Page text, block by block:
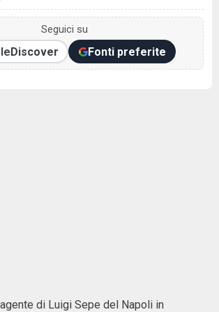
Seguici su
Discover Fonti preferite
di Luigi Sepe del Napoli in